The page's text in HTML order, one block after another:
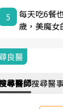
5
每天吃6餐
歲，美魔女
良醫
尋醫師搜尋醫